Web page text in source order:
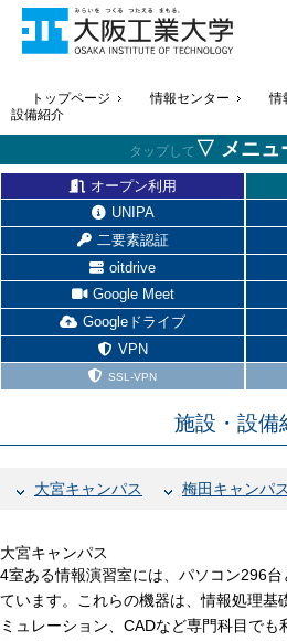
トップページ 情報センター
情
設備紹介
タップして ▽ メニ
オープン利用
UNIPA
二要素認証
oitdrive
Google Meet
Googleドライブ
VPN
SSL-VPN
施設・設備
大宮キャンパス 梅田キャンパス
大宮キャンパス
4室ある情報演習室には、パソコン296
ています。これらの機器は、情報処理基
ミュレーション、CADなど専門科目で